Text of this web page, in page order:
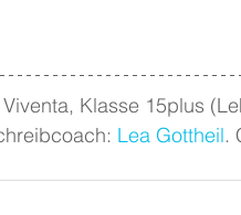
Klasse 15plus
Lea Gottheil.